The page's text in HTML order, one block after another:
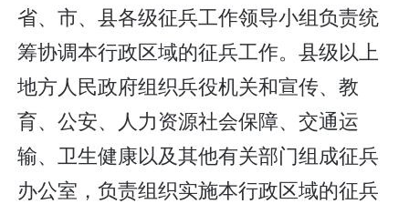
省、市、县各级征兵工作领导小组负责统
筹协调本行政区域的征兵工作。县级以上
地方人民政府组织兵役机关和宣传、教
育、公安、人力资源社会保障、交通运
输、卫生健康以及其他有关部门组成征兵
办公室，负责组织实施本行政区域的征兵